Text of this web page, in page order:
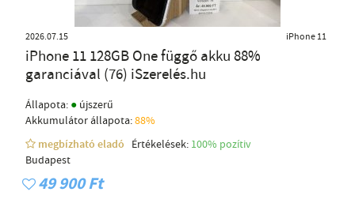
2026.07.15 iPhone 11
iPhone 11 128GB One függő akku 88%
garanciával (76) iSzerelés.hu
Állapota: ● újszerű
Akkumulátor állapota:88%
megbízható eladó
Értékelések: 100% pozítiv
Budapest
49 900 Ft